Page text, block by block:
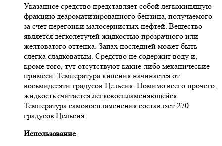
Указанное средство представляет собой легкокипящую
фракцию деароматизированного бензина, получаемого
за счет перегонки малосернистых нефтей. Вещество
является легколетучей жидкостью прозрачного или
желтоватого оттенка. Запах последней может быть
слегка сладковатым. Средство не содержит воду и,
кроме того, тут отсутствуют какие-либо механические
примеси. Температура кипения начинается от
восьмидесяти градусов Цельсия. Помимо всего прочего,
жидкость считается легковоспламеняющейся.
Температура самовоспламенения составляет 270
градусов Цельсия.
Использование